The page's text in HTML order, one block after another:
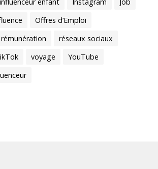
influenceur enfant Instagram
Job
Offres d’Emploi
rémunération
réseaux sociaux
voyage
YouTube